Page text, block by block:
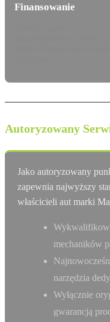
Finansowanie
Autoryzowany
Jako autoryzowany
zapewnia najwyższy
właścicieli aut marki
mechaników
narzędzia
Wyłącznie
gwarancją